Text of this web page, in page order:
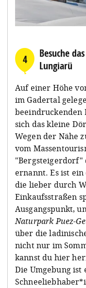
4
Besuche
Lungiarü
Auf einer Höhe
im Gadertal
beeindruckenden
sich das kleine
Wegen der Nähe
vom
ernannt. Es ist
die lieber durch
Einkaufsstraßen
Ausgangspunkt,
Naturpark Puez-
über die
nicht nur im
kannst du hier
Die Umgebung ist